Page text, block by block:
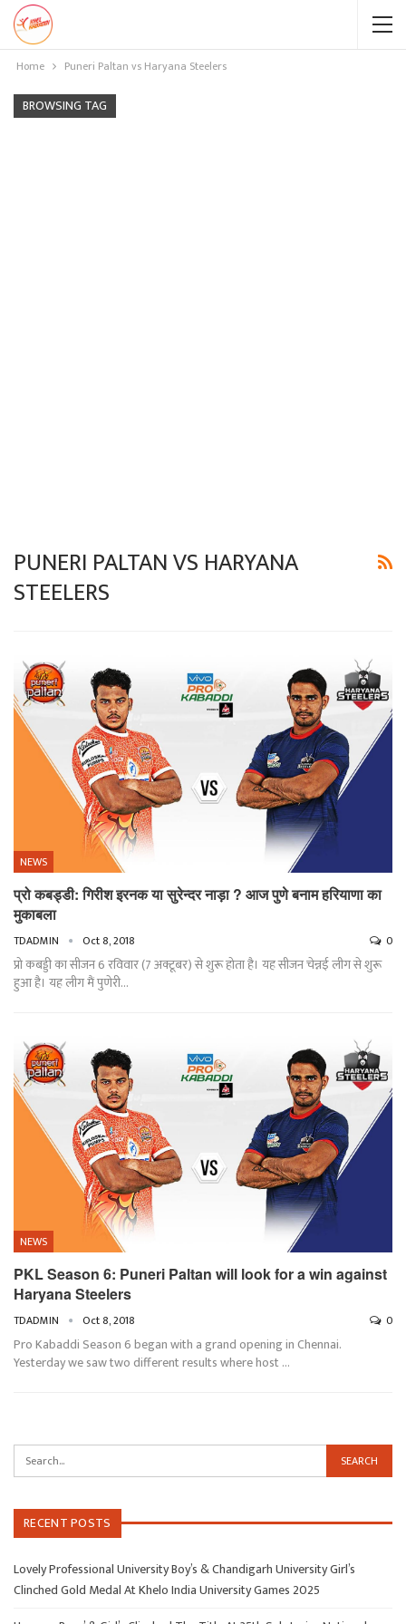
Home Puneri Paltan vs Haryana Steelers
BROWSING TAG
PUNERI PALTAN VS HARYANA
STEELERS
NEWS
प्रो कबड्डी: गिरीश इरनक या सुरेन्दर नाड़ा ? आज पुणे बनाम हरियाणा का
मुकाबला
TDADMIN Oct 8, 2018 0
प्रो कबड्डी का सीजन 6 रविवार (7 अक्टूबर) से शुरू होता है। यह सीजन चेन्नई लीग से शुरू
हुआ है। यह लीग मैं पुणेरी…
NEWS
PKL Season 6: Puneri Paltan will look for a win against
Haryana Steelers
TDADMIN Oct 8, 2018 0
Pro Kabaddi Season 6 began with a grand opening in Chennai.
Yesterday we saw two different results where host …
RECENT POSTS
Lovely Professional University Boy’s & Chandigarh University Girl’s
Clinched Gold Medal At Khelo India University Games 2025